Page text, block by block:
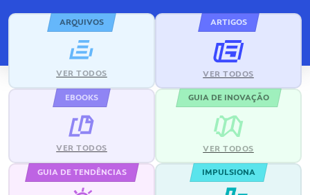
ARQUIVOS
VER TODOS
ARTIGOS
VER TODOS
EBOOKS
VER TODOS
GUIA DE INOVAÇÃO
VER TODOS
GUIA DE TENDÊNCIAS IMPULSIONA